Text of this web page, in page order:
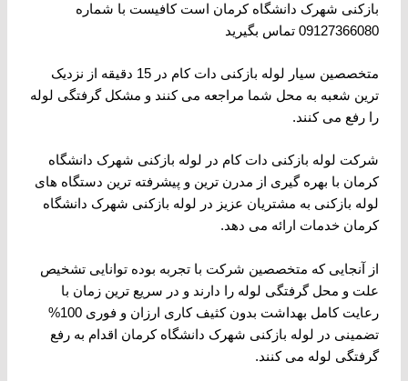
بازکنی شهرک دانشگاه کرمان است کافیست با شماره
09127366080 تماس بگیرید
متخصصین سیار لوله بازکنی دات کام در 15 دقیقه از نزدیک
ترین شعبه به محل شما مراجعه می کنند و مشکل گرفتگی لوله
را رفع می کنند.
شرکت لوله بازکنی دات کام در لوله بازکنی شهرک دانشگاه
کرمان با بهره گیری از مدرن ترین و پیشرفته ترین دستگاه های
لوله بازکنی به مشتریان عزیز در لوله بازکنی شهرک دانشگاه
کرمان خدمات ارائه می دهد.
از آنجایی که متخصصین شرکت با تجربه بوده توانایی تشخیص
علت و محل گرفتگی لوله را دارند و در سریع ترین زمان با
رعایت کامل بهداشت بدون کثیف کاری ارزان و فوری 100%
تضمینی در لوله بازکنی شهرک دانشگاه کرمان اقدام به رفع
گرفتگی لوله می کنند.